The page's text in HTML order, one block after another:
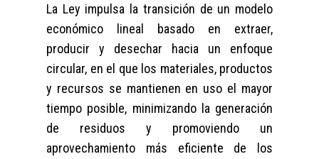
La Ley impulsa la transición de un modelo
económico lineal basado en extraer,
producir y desechar hacia un enfoque
circular, en el que los materiales, productos
y recursos se mantienen en uso el mayor
tiempo posible, minimizando la generación
de residuos y promoviendo un
aprovechamiento más eficiente de los